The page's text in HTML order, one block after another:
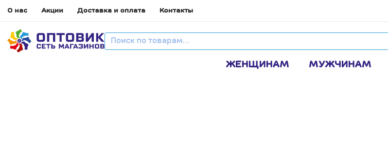
О нас Акции Доставка и оплата Контакты
ЖЕНЩИНАМ МУЖЧИНАМ